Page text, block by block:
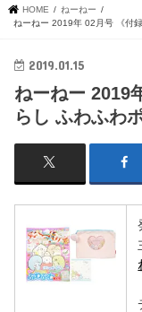
HOME
ねーねー
ねーねー 2019年 02月号 《付
2019.01.15
ねーねー 2019
らし ふわふわ